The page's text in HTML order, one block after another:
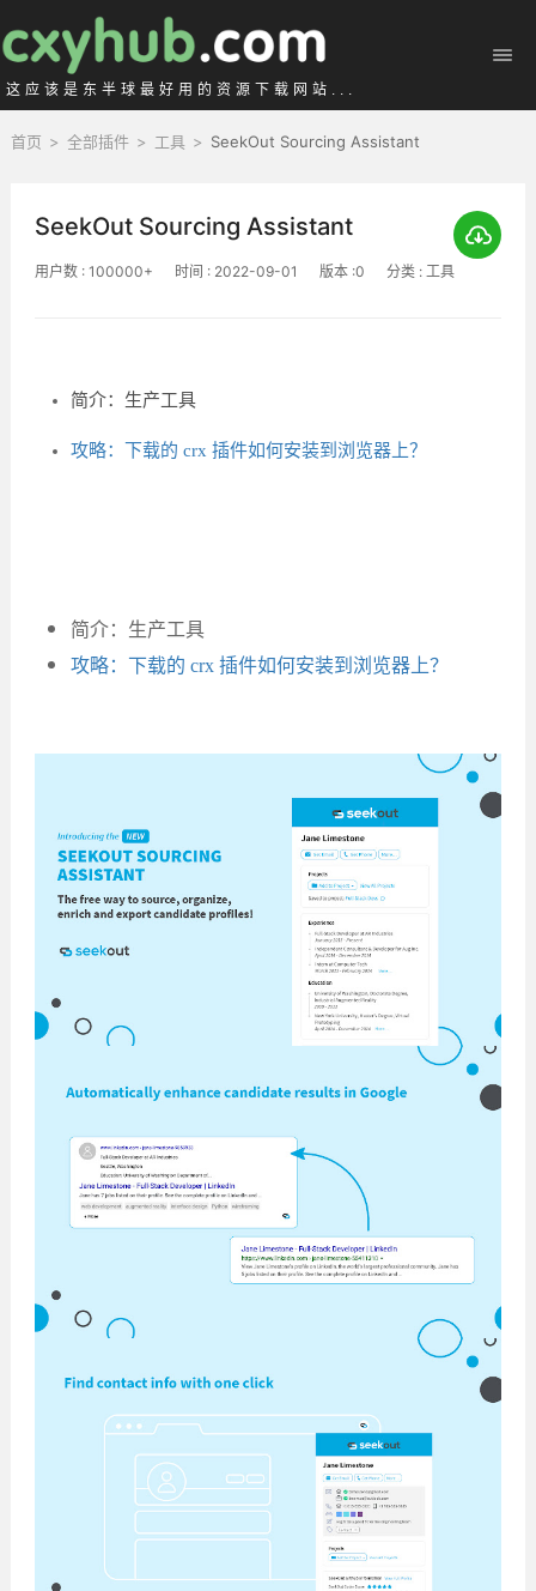
这应该是东半球最好用的资源下载网站...
首页 > 全部插件 > 工具 > SeekOut Sourcing Assistant
SeekOut Sourcing Assistant
用户数 : 100000+ 时间 : 2022-09-01 版本 :0 分类 : 工具
简介：生产工具
攻略：下载的 crx 插件如何安装到浏览器上？
简介：生产工具
攻略：下载的 crx 插件如何安装到浏览器上？